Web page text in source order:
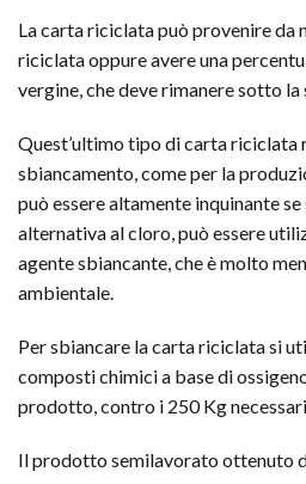
La carta riciclata può provenire da
riciclata oppure avere una
vergine, che deve rimanere sotto la
Quest’ultimo tipo di carta riciclata
sbiancamento, come per la
può essere altamente inquinante
alternativa al cloro, può essere
agente sbiancante, che è molto
ambientale.
Per sbiancare la carta riciclata si
composti chimici a base di
prodotto, contro i 250 Kg
Il prodotto semilavorato ottenuto